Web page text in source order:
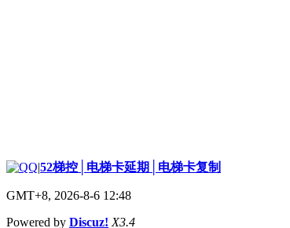
|52梯控│电梯卡延期│电梯卡复制
GMT+8, 2026-8-6 12:48
Powered by Discuz! X3.4